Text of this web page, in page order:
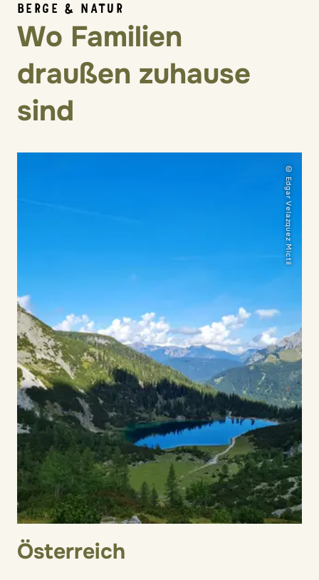
BERGE & NATUR
Wo Familien
draußen zuhause
sind
© Edgar Velazquez Mictil
Österreich